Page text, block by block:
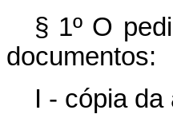
§ 1º O
documentos:
I - cópia da